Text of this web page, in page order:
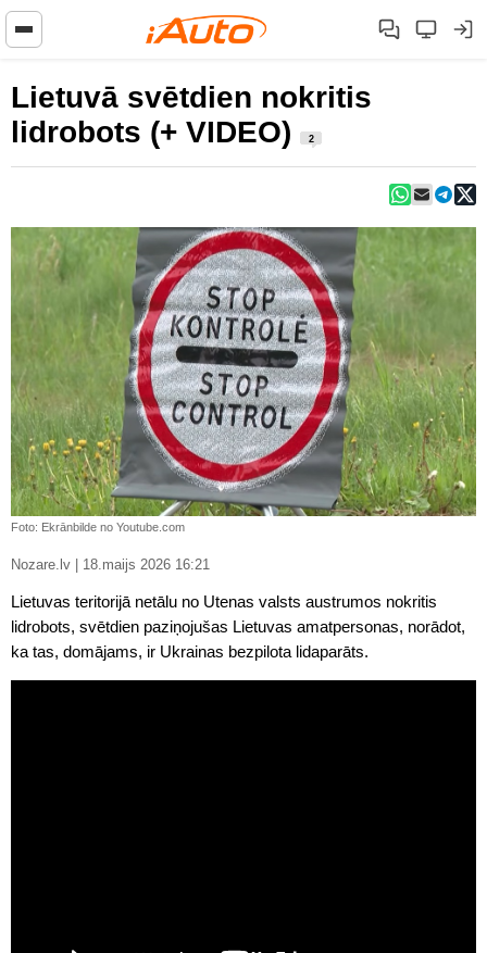
Lietuvā svētdien nokritis
lidrobots (+ VIDEO)
2
Foto: Ekrānbilde no Youtube.com
Nozare.lv | 18.maijs 2026 16:21
Lietuvas teritorijā netālu no Utenas valsts austrumos nokritis
lidrobots, svētdien paziņojušas Lietuvas amatpersonas, norādot,
ka tas, domājams, ir Ukrainas bezpilota lidaparāts.